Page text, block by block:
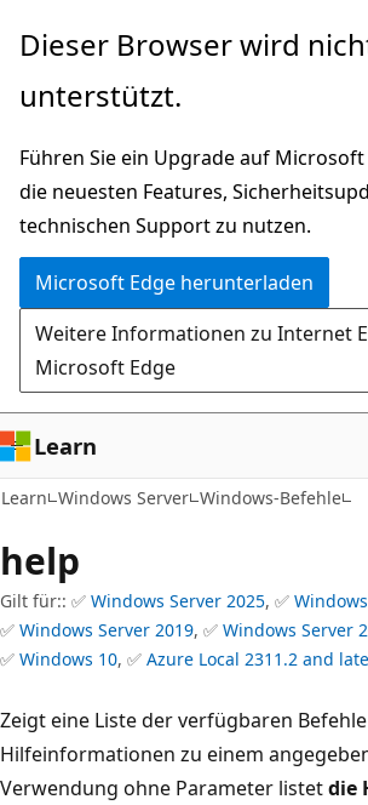
Zu
wechseln
Dieser Browser wird
unterstützt.
Führen Sie ein Upgrade auf
die neuesten Features,
technischen Support zu nutzen.
Microsoft Edge herunterladen
Weitere Informationen zu Internet
Microsoft Edge
Learn
Learn Windows Server Windows-Befehle
help
Gilt für:: ✅ Windows Server 2025, ✅
✅ Windows Server 2019, ✅ Windows Server
✅ Windows 10, ✅ Azure Local 2311.2 and
Zeigt eine Liste der verfügbaren
Hilfeinformationen zu einem
Verwendung ohne Parameter listetdie